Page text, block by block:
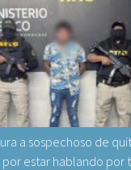
a sospechoso de
estar hablando por